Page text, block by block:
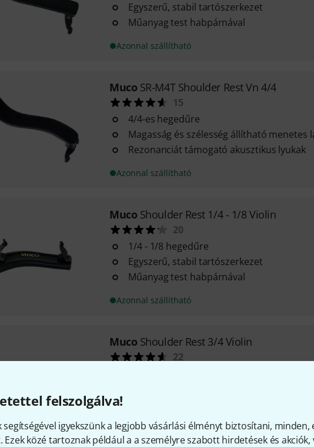
felszolgálva!
segítségével igyekszünk a legjobb vásárlási élményt biztosítani, minden,
Ezek közé tartoznak például a a személyre szabott hirdetések és akciók,
Egyszerű, stabil tartószerkezet
Műanyag test habpárnával
Azonnal szállítható
Muco SR-M4T Shoulder Rest Vn 4/4
15
4/4-es hegedűre
Magasság és szélesség állítható menetes
Rezonanciát támogató akusztikus lyukak
Azonnal szállítható
Muco Shoulder Rest 1/4 - 1/8 Violin
20
1/4 - 1/8 hegedűre
Egyszerű, stabil tartószerkezet
Műanyag test habpárnával
Azonnal szállítható
Muco Shoulder Rest 3/4 Violin
22
Azonnal szállítható